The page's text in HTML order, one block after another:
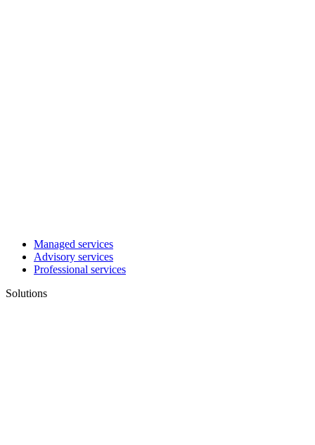
Managed services
Advisory services
Professional services
Solutions